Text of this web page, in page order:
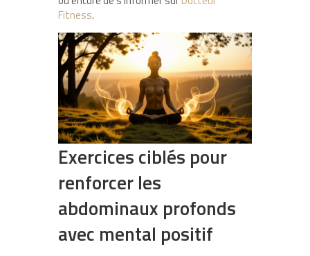
Fitness.
Exercices ciblés pour
renforcer les
abdominaux profonds
avec mental positif